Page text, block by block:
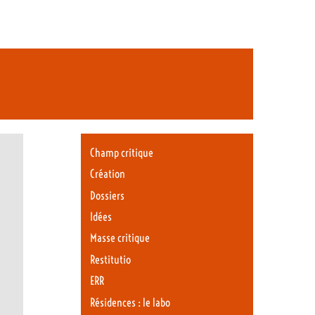
Champ critique
Création
Dossiers
Idées
Masse critique
Restitutio
ERR
Résidences : le labo